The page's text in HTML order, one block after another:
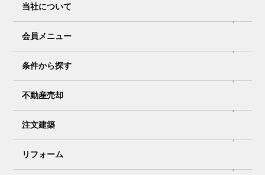
当社について
会員メニュー
条件から探す
不動産売却
注文建築
リフォーム